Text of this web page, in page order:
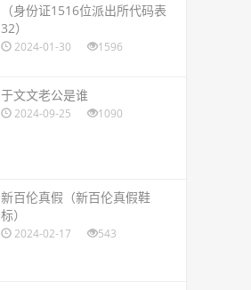
（身份证1516位派出所代码表
32）
2024-01-30 1596
​于文文老公是谁
2024-09-25 1090
​新百伦真假（新百伦真假鞋
标）
2024-02-17 543